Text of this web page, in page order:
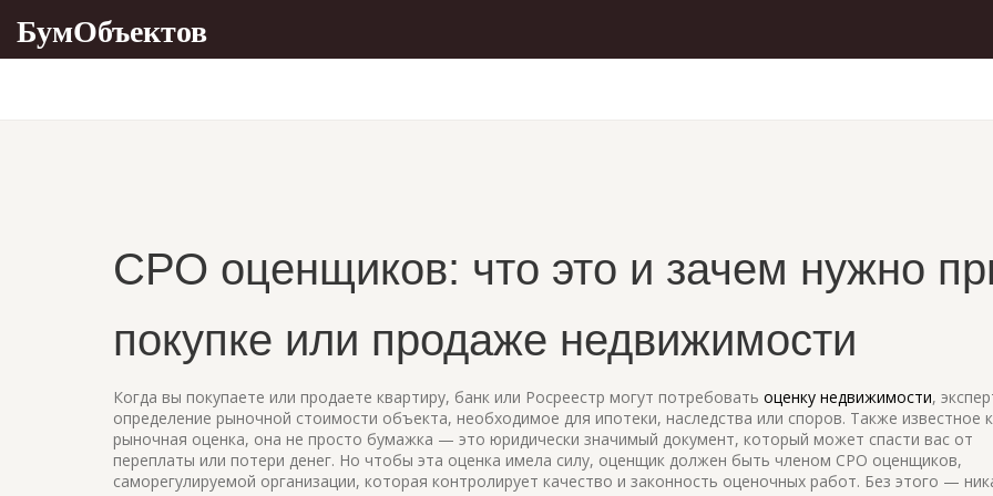
БумОбъектов
СРО оценщиков: что это и зачем нужно
покупке или продаже недвижимости
Когда вы покупаете или продаете квартиру, банк или Росреестр могут потребовать оценку недвижимости,
определение рыночной стоимости объекта, необходимое для ипотеки, наследства или споров. Также известное
рыночная оценка, она не просто бумажка — это юридически значимый документ, который может спасти вас от
переплаты или потери денег. Но чтобы эта оценка имела силу, оценщик должен быть членом СРО оценщиков,
саморегулируемой организации, которая контролирует качество и законность оценочных работ. Без этого —